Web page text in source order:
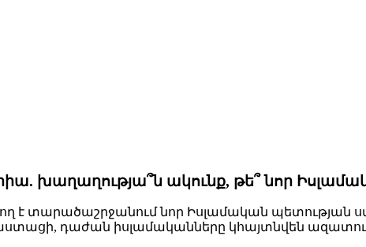
խաղաղությա՞ն ակունք, թե՞ նոր
է տարածաշրջանում նոր Իսլամական պետության
դաժան իսլամականները կհայտնվեն